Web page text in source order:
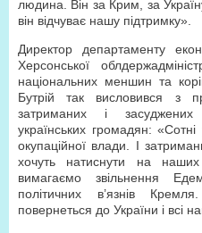
людина. Він за Крим, за
він відчуває нашу підтримку».
Директор департаменту
Херсонської
національних меншин та
Бутрій так висловився з
затриманих і
українських громадян: «Сотні
окупаційної влади. І
хочуть натиснути на
вимагаємо звільнення
політичних в’язнів
повернеться до України і всі